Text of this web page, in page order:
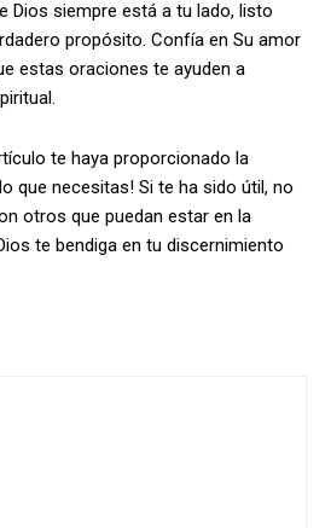
Dios siempre está a tu lado, listo
propósito. Confía en Su amor
estas oraciones te ayuden a
te haya proporcionado la
que necesitas! Si te ha sido útil, no
otros que puedan estar en la
te bendiga en tu discernimiento